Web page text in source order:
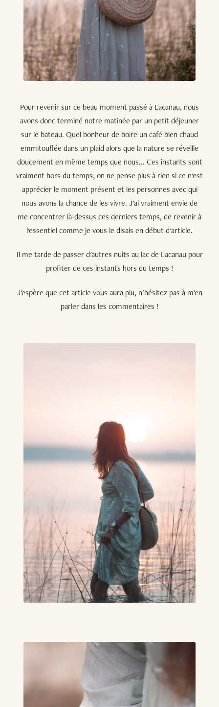
Pour revenir sur ce beau moment passé à Lacanau, nous
avons donc terminé notre matinée par un petit déjeuner
sur le bateau. Quel bonheur de boire un café bien chaud
emmitouflée dans un plaid alors que la nature se réveille
doucement en même temps que nous... Ces instants sont
vraiment hors du temps, on ne pense plus à rien si ce n'est
apprécier le moment présent et les personnes avec qui
nous avons la chance de les vivre. J'ai vraiment envie de
me concentrer là-dessus ces derniers temps, de revenir à
l'essentiel comme je vous le disais en début d'article.
Il me tarde de passer d'autres nuits au lac de Lacanau pour
profiter de ces instants hors du temps !
J'espère que cet article vous aura plu, n'hésitez pas à m'en
parler dans les commentaires !